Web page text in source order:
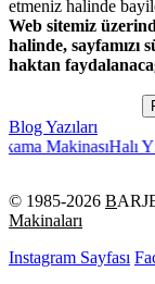
etmeniz halinde
Web sitemiz
halinde,
haktan
Blog Yazıları
MakinasıHalı
© 1985-2026 B
Makinaları
Instagram Sayfası